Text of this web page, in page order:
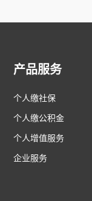
产品服务
个人缴社保
个人缴公积金
个人增值服务
企业服务